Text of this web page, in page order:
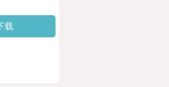
载